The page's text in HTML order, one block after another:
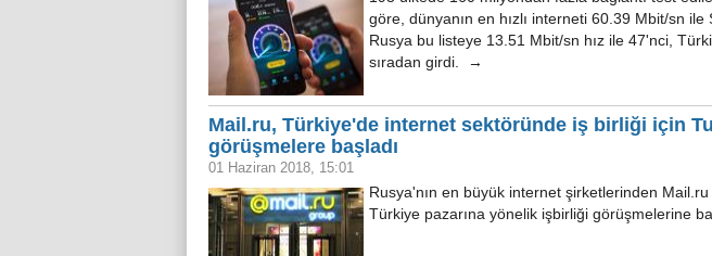
göre, dünyanın en hızlı interneti 60.39 Mbit/sn ile
Rusya bu listeye 13.51 Mbit/sn hız ile 47'nci,
sıradan girdi. →
Mail.ru, Türkiye'de internet sektöründe iş birliği için
görüşmelere başladı
01 Haziran 2018, 15:01
Rusya'nın en büyük internet şirketlerinden
Türkiye pazarına yönelik işbirliği görüşmelerine